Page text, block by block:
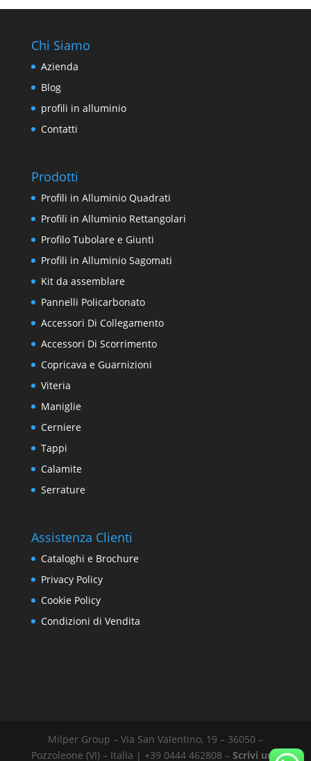
Chi Siamo
Azienda
Blog
profili in alluminio
Contatti
Prodotti
Profili in Alluminio Quadrati
Profili in Alluminio Rettangolari
Profilo Tubolare e Giunti
Profili in Alluminio Sagomati
Kit da assemblare
Pannelli Policarbonato
Accessori Di Collegamento
Accessori Di Scorrimento
Copricava e Guarnizioni
Viteria
Maniglie
Cerniere
Tappi
Calamite
Serrature
Assistenza Clienti
Cataloghi e Brochure
Privacy Policy
Cookie Policy
Condizioni di Vendita
Milper Group – Via San Valentino, 19 – 36050 –
Pozzoleone (VI) – Italia | +39 0444 462808 –Scrivi una